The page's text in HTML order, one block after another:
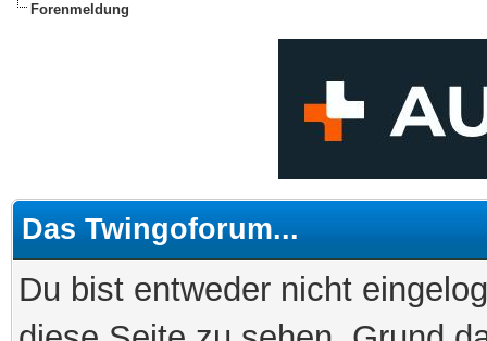
Forenmeldung
Das Twingoforum...
Du bist entweder nicht